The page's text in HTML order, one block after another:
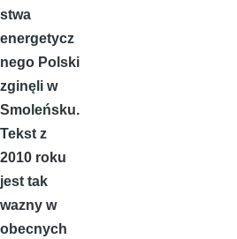
stwa
energetycz
nego Polski
zginęli w
Smoleńsku.
Tekst z
2010 roku
jest tak
wazny w
obecnych